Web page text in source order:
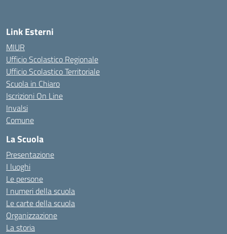
Link Esterni
MIUR
Ufficio Scolastico Regionale
Ufficio Scolastico Territoriale
Scuola in Chiaro
Iscrizioni On Line
Invalsi
Comune
La Scuola
Presentazione
I luoghi
Le persone
I numeri della scuola
Le carte della scuola
Organizzazione
La storia